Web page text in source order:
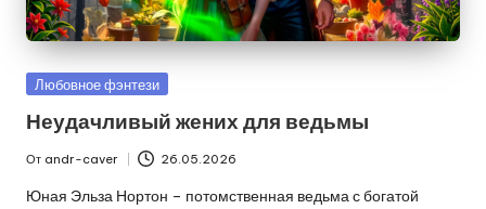
Опубликовано
Любовное фэнтези
Неудачливый жених для ведьмы
Запись
от
От andr-caver 26.05.2026
Юная Эльза Нортон – потомственная ведьма с богатой